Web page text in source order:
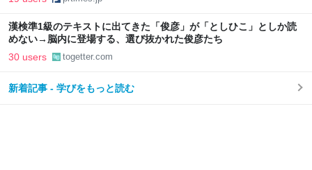
漢検準1級のテキストに出てきた「俊彦」が「としひこ」としか読
めない→脳内に登場する、選び抜かれた俊彦たち
30 users togetter.com
新着記事 - 学びをもっと読む